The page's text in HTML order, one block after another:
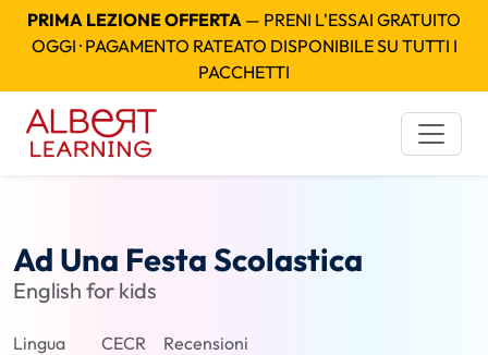
PRIMA LEZIONE OFFERTA — PRENI L'ESSAI GRATUITO
OGGI · PAGAMENTO RATEATO DISPONIBILE SU TUTTI I
PACCHETTI
Ad Una Festa Scolastica
English for kids
Lingua CECR Recensioni